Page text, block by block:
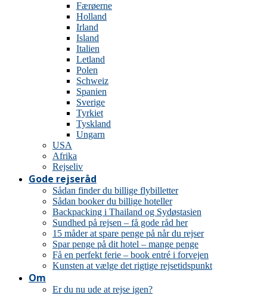
Færøerne
Holland
Irland
Island
Italien
Letland
Polen
Schweiz
Spanien
Sverige
Tyrkiet
Tyskland
Ungarn
USA
Afrika
Rejseliv
Gode rejseråd
Sådan finder du billige flybilletter
Sådan booker du billige hoteller
Backpacking i Thailand og Sydøstasien
Sundhed på rejsen – få gode råd her
15 måder at spare penge på når du rejser
Spar penge på dit hotel – mange penge
Få en perfekt ferie – book entré i forvejen
Kunsten at vælge det rigtige rejsetidspunkt
Om
Er du nu ude at rejse igen?